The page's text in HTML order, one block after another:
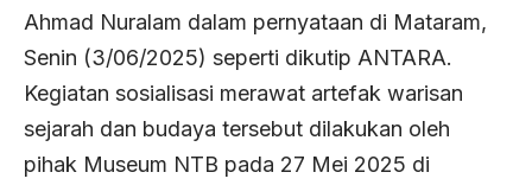
Ahmad Nuralam dalam pernyataan di Mataram,
Senin (3/06/2025) seperti dikutip ANTARA.
Kegiatan sosialisasi merawat artefak warisan
sejarah dan budaya tersebut dilakukan oleh
pihak Museum NTB pada 27 Mei 2025 di